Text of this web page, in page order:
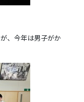
、今年は男子がか